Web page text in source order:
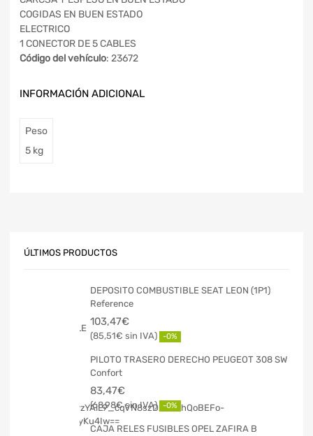
COGIDAS EN BUEN ESTADO
ELECTRICO
1 CONECTOR DE 5 CABLES
Código del vehículo: 23672
INFORMACIÓN ADICIONAL
Peso
5 kg
ÚLTIMOS PRODUCTOS
DEPOSITO COMBUSTIBLE SEAT LEON (1P1)
Reference
103,47€
85,51€ -0%
PILOTO TRASERO DERECHO PEUGEOT 308 SW
Confort
83,47€
68,98€ -0%
CAJA RELES FUSIBLES OPEL ZAFIRA B